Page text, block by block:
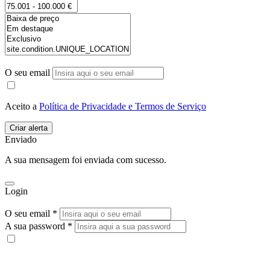
O seu email
Aceito a Política de Privacidade e Termos de Serviço
Enviado
A sua mensagem foi enviada com sucesso.
Login
O seu email *
A sua password *